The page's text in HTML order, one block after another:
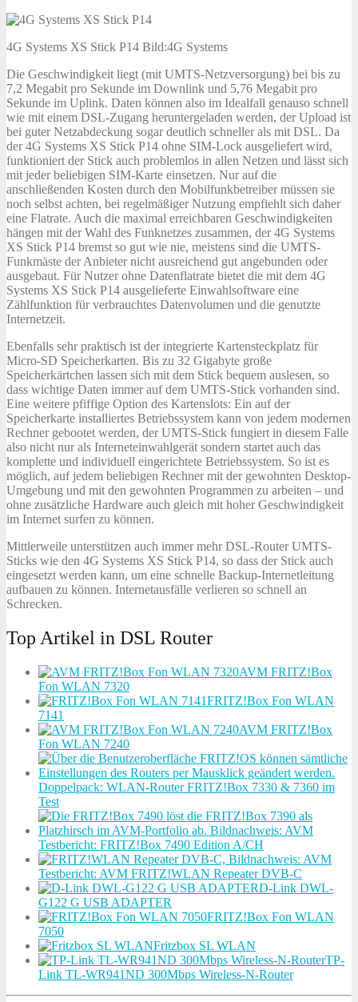
4G Systems XS Stick P14 Bild:4G Systems
Die Geschwindigkeit liegt (mit UMTS-Netzversorgung) bei bis zu
7,2 Megabit pro Sekunde im Downlink und 5,76 Megabit pro
Sekunde im Uplink. Daten können also im Idealfall genauso schnell
wie mit einem DSL-Zugang heruntergeladen werden, der Upload ist
bei guter Netzabdeckung sogar deutlich schneller als mit DSL. Da
der 4G Systems XS Stick P14 ohne SIM-Lock ausgeliefert wird,
funktioniert der Stick auch problemlos in allen Netzen und lässt sich
mit jeder beliebigen SIM-Karte einsetzen. Nur auf die
anschließenden Kosten durch den Mobilfunkbetreiber müssen sie
noch selbst achten, bei regelmäßiger Nutzung empfiehlt sich daher
eine Flatrate. Auch die maximal erreichbaren Geschwindigkeiten
hängen mit der Wahl des Funknetzes zusammen, der 4G Systems
XS Stick P14 bremst so gut wie nie, meistens sind die UMTS-
Funkmäste der Anbieter nicht ausreichend gut angebunden oder
ausgebaut. Für Nutzer ohne Datenflatrate bietet die mit dem 4G
Systems XS Stick P14 ausgelieferte Einwahlsoftware eine
Zählfunktion für verbrauchtes Datenvolumen und die genutzte
Internetzeit.
Ebenfalls sehr praktisch ist der integrierte Kartensteckplatz für
Micro-SD Speicherkarten. Bis zu 32 Gigabyte große
Speicherkärtchen lassen sich mit dem Stick bequem auslesen, so
dass wichtige Daten immer auf dem UMTS-Stick vorhanden sind.
Eine weitere pfiffige Option des Kartenslots: Ein auf der
Speicherkarte installiertes Betriebssystem kann von jedem modernen
Rechner gebootet werden, der UMTS-Stick fungiert in diesem Falle
also nicht nur als Interneteinwahlgerät sondern startet auch das
komplette und individuell eingerichtete Betriebssystem. So ist es
möglich, auf jedem beliebigen Rechner mit der gewohnten Desktop-
Umgebung und mit den gewohnten Programmen zu arbeiten – und
ohne zusätzliche Hardware auch gleich mit hoher Geschwindigkeit
im Internet surfen zu können.
Mittlerweile unterstützen auch immer mehr DSL-Router UMTS-
Sticks wie den 4G Systems XS Stick P14, so dass der Stick auch
eingesetzt werden kann, um eine schnelle Backup-Internetleitung
aufbauen zu können. Internetausfälle verlieren so schnell an
Schrecken.
Top Artikel in DSL Router
AVM FRITZ!Box
Fon WLAN 7320
FRITZ!Box Fon WLAN
7141
AVM FRITZ!Box
Fon WLAN 7240
Doppelpack: WLAN-Router FRITZ!Box 7330 & 7360 im
Test
Testbericht: FRITZ!Box 7490 Edition A/CH
Testbericht: AVM FRITZ!WLAN Repeater DVB-C
D-Link DWL-
G122 G USB ADAPTER
FRITZ!Box Fon WLAN
7050
Fritzbox SL WLAN
TP-
Link TL-WR941ND 300Mbps Wireless-N-Router